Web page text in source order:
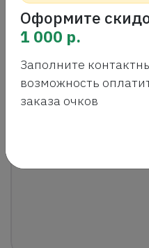
Оформите
1 000 р.
Заполните
возможность
заказа очков